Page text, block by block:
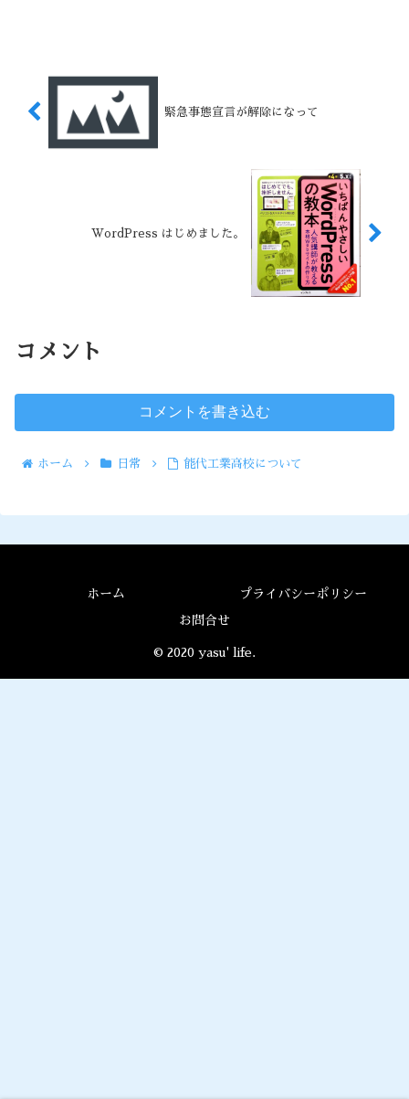
緊急事態宣言が解除になって
WordPress はじめました。
コメント
コメントを書き込む
ホーム 日常 能代工業高校について
ホーム プライバシーポリシー
お問合せ
© 2020 yasu' life.